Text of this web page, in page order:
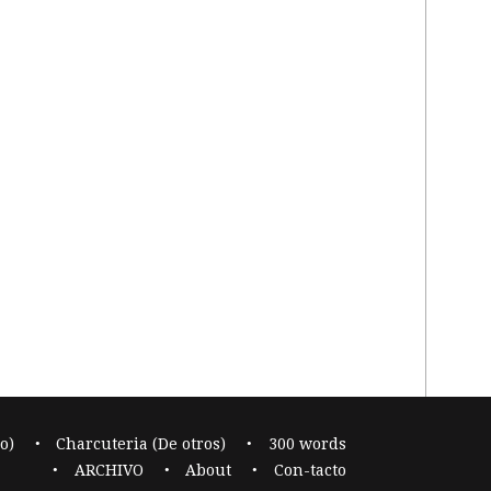
Charcuteria (De otros)
300 words
ARCHIVO
About Con-tacto